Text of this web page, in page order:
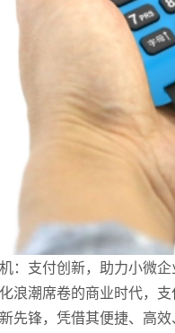
：支付创新，助力小微
浪潮席卷的商业时代，
先锋，凭借其便捷、高